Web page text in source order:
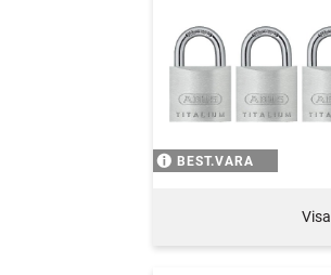
BEST.VARA
Visa